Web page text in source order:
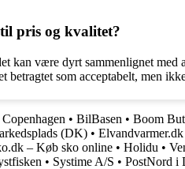
pris og kvalitet?
kan være dyrt sammenlignet
betragtet som acceptabelt, men
• BilBasen • Boom
(DK) •
– Køb sko online • Holidu •
• Systime A/S • PostNord i